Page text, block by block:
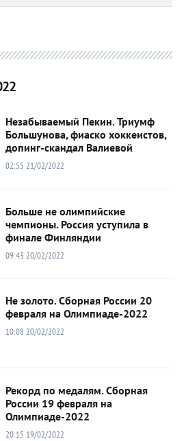
Незабываемый Пекин. Триумф
Большунова, фиаско хоккеистов,
допинг-скандал Валиевой
02:55 21/02/2022
Больше не олимпийские
чемпионы. Россия уступила в
финале Финляндии
09:43 20/02/2022
Не золото. Сборная России 20
февраля на Олимпиаде-2022
10:08 20/02/2022
Рекорд по медалям. Сборная
России 19 февраля на
Олимпиаде-2022
20:15 19/02/2022